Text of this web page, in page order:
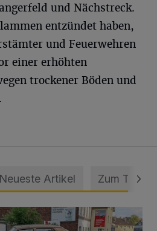
und Nächstreck.
entzündet haben,
und Feuerwehren
einer erhöhten
trockener Böden und
Neueste Artikel Zum Thema
Promille